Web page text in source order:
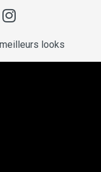
looks